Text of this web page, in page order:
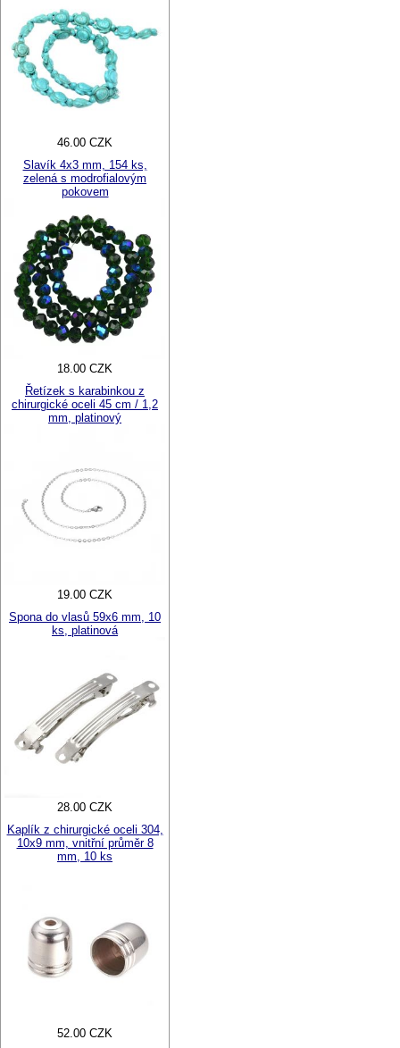
46.00 CZK
Slavík 4x3 mm, 154 ks,
zelená s modrofialovým
pokovem
18.00 CZK
Řetízek s karabinkou z
chirurgické oceli 45 cm / 1,2
mm, platinový
19.00 CZK
Spona do vlasů 59x6 mm, 10
ks, platinová
28.00 CZK
Kaplík z chirurgické oceli 304,
10x9 mm, vnitřní průměr 8
mm, 10 ks
52.00 CZK